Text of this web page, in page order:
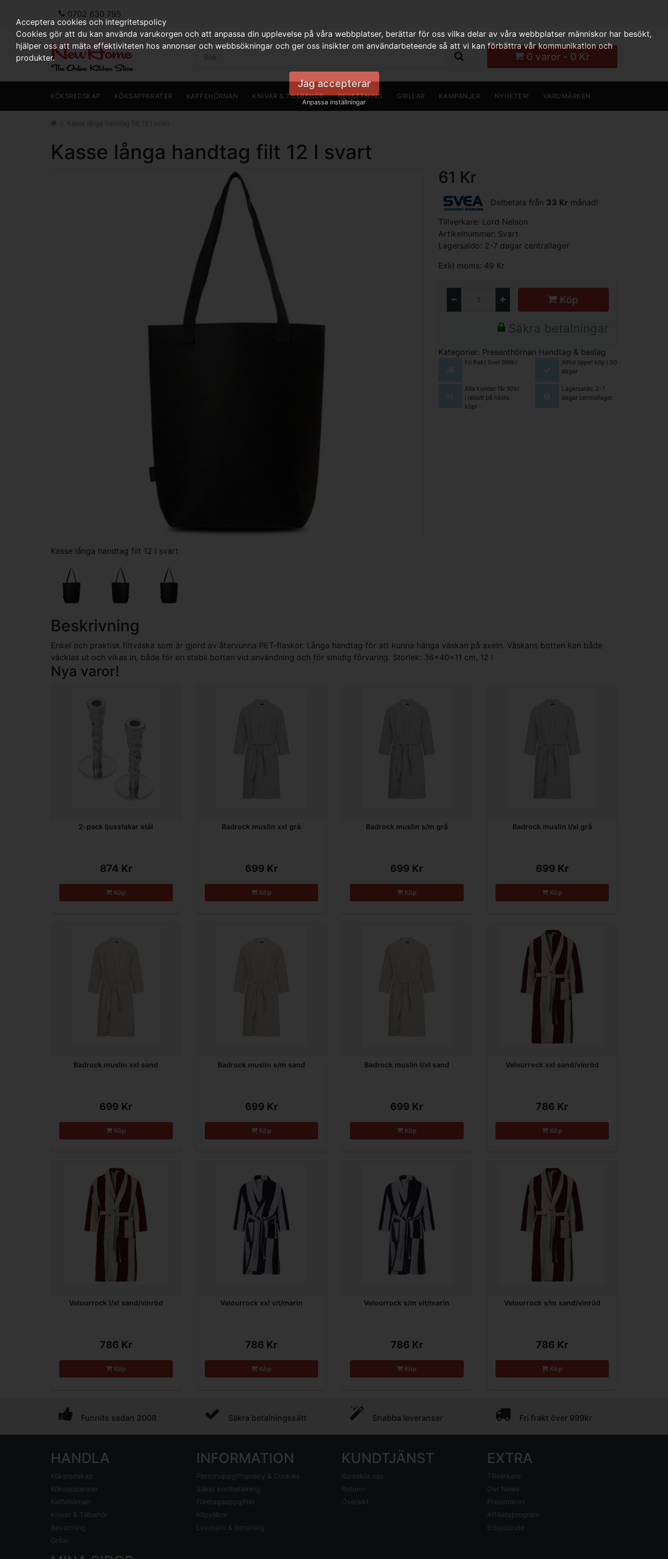
0702 630 795
0 varor - 0 Kr
KÖKSREDSKAP KÖKSAPPARATER KAFFEHÖRNAN KNIVAR & TILLBEHÖR BEVATTNING GRILLAR KAMPANJER NYHETER! VARUMÄRKEN
Kasse långa handtag filt 12 l svart
Kasse långa handtag filt 12 l svart
61 Kr
Delbetala från 33 Kr månad!
Tillverkare: Lord Nelson
Artikelnummer: Svart
Lagersaldo: 2-7 dagar centrallager
Exkl moms: 49 Kr
Köp
Säkra betalningar
Kategorier: Presenthörnan Handtag & beslag
Fri frakt över 999kr
Alltid öppet köp i 30
dagar
Alla kunder får 50kr
i rabatt på nästa
köp!
Lagersaldo: 2-7
dagar centrallager
Beskrivning
Enkel och praktisk filtväska som är gjord av återvunna PET-flaskor. Långa handtag för att kunna hänga väskan på axeln. Väskans botten kan både
väcklas ut och vikas in, både för en stabil botten vid användning och för smidig förvaring. Storlek: 36x40x11 cm, 12 l
Nya varor!
2-pack ljusstakar stål
874 Kr
Köp
Badrock muslin xxl grå
699 Kr
Köp
Badrock muslin s/m grå
699 Kr
Köp
Badrock muslin l/xl grå
699 Kr
Köp
Badrock muslin xxl sand
699 Kr
Köp
Badrock muslin s/m sand
699 Kr
Köp
Badrock muslin l/xl sand
699 Kr
Köp
Velourrock xxl sand/vinröd
786 Kr
Köp
Velourrock l/xl sand/vinröd
786 Kr
Köp
Velourrock xxl vit/marin
786 Kr
Köp
Velourrock s/m vit/marin
786 Kr
Köp
Velourrock s/m sand/vinröd
786 Kr
Köp
Funnits sedan 2008 Säkra betalningssätt Snabba leveranser Fri frakt över 999kr
HANDLA
Köksredskap
Köksapparater
Kaffehörnan
Knivar & Tillbehör
Bevattning
Grillar
INFORMATION
Personuppgiftspolicy & Cookies
Säker kortbetalning
Företagsuppgifter
Köpvillkor
Leverans & Betalning
KUNDTJÄNST
Kontakta oss
Returer
Översikt
EXTRA
Tillverkare
Our News
Presentkort
Affiliateprogram
Erbjudande
Acceptera cookies och integritetspolicy
Cookies gör att du kan använda varukorgen och att anpassa din upplevelse på våra webbplatser, berättar för oss vilka delar av våra webbplatser människor har besökt,
hjälper oss att mäta effektiviteten hos annonser och webbsökningar och ger oss insikter om användarbeteende så att vi kan förbättra vår kommunikation och
produkter.
Jag accepterar
Anpassa inställningar